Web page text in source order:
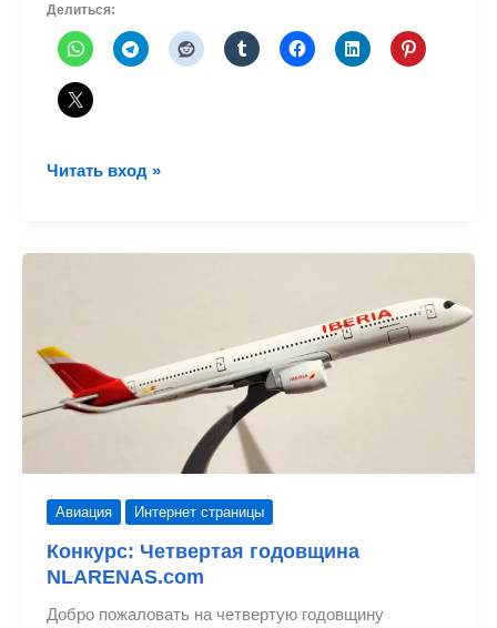
Делиться:
Переведите
на
текущий
счет.
Читать вход »
Авиация Интернет страницы
Конкурс: Четвертая годовщина
NLARENAS.com
Добро пожаловать на четвертую годовщину